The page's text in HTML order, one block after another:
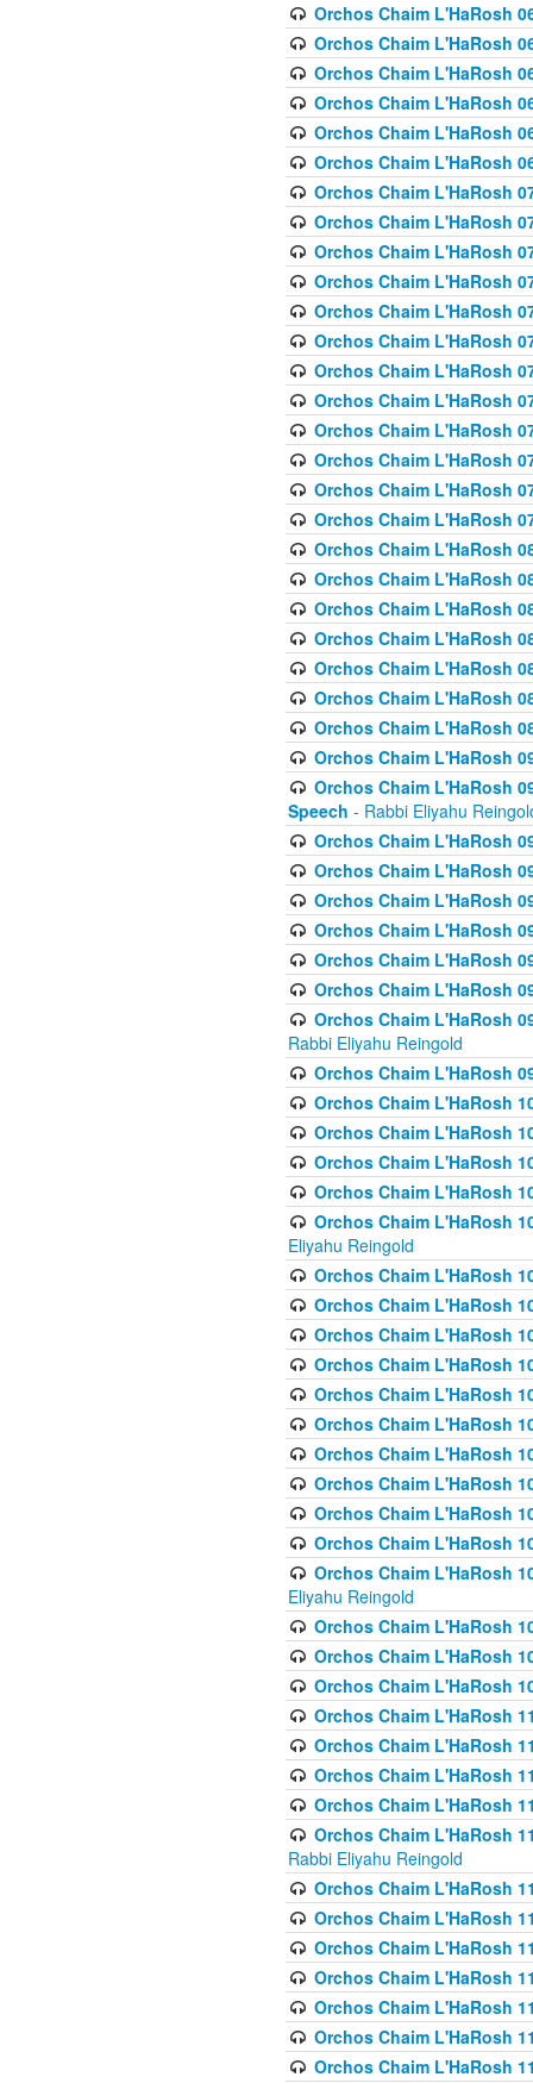
Orchos Chaim L'HaRosh
Orchos Chaim L'HaRosh
Orchos Chaim L'HaRosh
Orchos Chaim L'HaRosh
Orchos Chaim L'HaRosh
Orchos Chaim L'HaRosh
Orchos Chaim L'HaRosh
Orchos Chaim L'HaRosh
Orchos Chaim L'HaRosh
Orchos Chaim L'HaRosh
Orchos Chaim L'HaRosh
Orchos Chaim L'HaRosh
Orchos Chaim L'HaRosh
Orchos Chaim L'HaRosh
Orchos Chaim L'HaRosh
Orchos Chaim L'HaRosh
Orchos Chaim L'HaRosh
Orchos Chaim L'HaRosh
Orchos Chaim L'HaRosh
Orchos Chaim L'HaRosh
Orchos Chaim L'HaRosh
Orchos Chaim L'HaRosh
Orchos Chaim L'HaRosh
Orchos Chaim L'HaRosh
Orchos Chaim L'HaRosh
Orchos Chaim L'HaRosh
Orchos Chaim L'HaRosh
Speech - Rabbi Eliyahu
Orchos Chaim L'HaRosh
Orchos Chaim L'HaRosh
Orchos Chaim L'HaRosh
Orchos Chaim L'HaRosh
Orchos Chaim L'HaRosh
Orchos Chaim L'HaRosh
Orchos Chaim L'HaRosh
Rabbi Eliyahu Reingold
Orchos Chaim L'HaRosh
Orchos Chaim L'HaRosh
Orchos Chaim L'HaRosh
Orchos Chaim L'HaRosh
Orchos Chaim L'HaRosh
Orchos Chaim L'HaRosh
Eliyahu Reingold
Orchos Chaim L'HaRosh
Orchos Chaim L'HaRosh
Orchos Chaim L'HaRosh
Orchos Chaim L'HaRosh
Orchos Chaim L'HaRosh
Orchos Chaim L'HaRosh
Orchos Chaim L'HaRosh
Orchos Chaim L'HaRosh
Orchos Chaim L'HaRosh
Orchos Chaim L'HaRosh
Orchos Chaim L'HaRosh
Eliyahu Reingold
Orchos Chaim L'HaRosh
Orchos Chaim L'HaRosh
Orchos Chaim L'HaRosh
Orchos Chaim L'HaRosh
Orchos Chaim L'HaRosh
Orchos Chaim L'HaRosh
Orchos Chaim L'HaRosh
Orchos Chaim L'HaRosh
Rabbi Eliyahu Reingold
Orchos Chaim L'HaRosh
Orchos Chaim L'HaRosh
Orchos Chaim L'HaRosh
Orchos Chaim L'HaRosh
Orchos Chaim L'HaRosh
Orchos Chaim L'HaRosh
Orchos Chaim L'HaRosh